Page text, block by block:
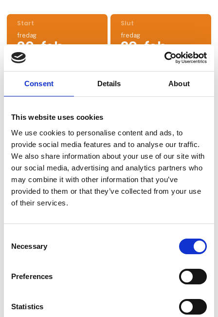
Consent Details About
This website uses cookies
We use cookies to personalise content and ads, to
provide social media features and to analyse our traffic.
We also share information about your use of our site with
our social media, advertising and analytics partners who
may combine it with other information that you’ve
provided to them or that they’ve collected from your use
of their services.
Selection
Necessary
Preferences
Statistics
Start
fredag
20. feb
kl. 11:00
Slut
fredag
20. feb
Vi specialisere os inden for Tracking til sportsindustien,
Vores mål er "Better Golf" om det betyder du er en hcp.